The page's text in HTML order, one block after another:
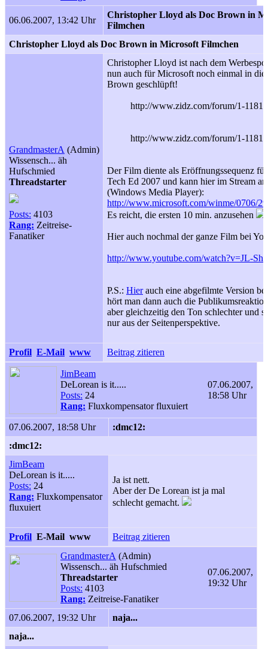
06.06.2007, 13:42 Uhr
Christopher Lloyd als Doc Brown in
Filmchen
Christopher Lloyd als Doc Brown in Microsoft Filmchen
GrandmasterA (Admin)
Wissensch... äh
Hufschmied
Threadstarter
Posts: 4103
Rang: Zeitreise-
Fanatiker
Christopher Lloyd ist nach dem
nun auch für Microsoft noch einmal in
Brown geschlüpft!
http://www.zidz.com/forum/1-
http://www.zidz.com/forum/1-
Der Film diente als Eröffnungssequenz
Tech Ed 2007 und kann hier im Stream
(Windows Media Player):
http://www.microsoft.com/winme/0706/
Es reicht, die ersten 10 min. anzusehen
Hier auch nochmal der ganze Film bei
http://www.youtube.com/watch?v=JL-
P.S.: Hierauch eine abgefilmte Version
hört man dann auch die
aber gleichzeitig den Ton schlechter und
nur aus der Seitenperspektive.
Profil E-Mail www Beitrag zitieren
JimBeam
DeLorean is it.....
Posts: 24
Rang: Fluxkompensator fluxuiert
07.06.2007,
18:58 Uhr
07.06.2007, 18:58 Uhr
:dmc12:
:dmc12:
JimBeam
DeLorean is it.....
Posts: 24
Rang: Fluxkompensator
fluxuiert
Ja ist nett.
Aber der De Lorean ist ja mal
schlecht gemacht.
Profil E-Mail www
Beitrag zitieren
GrandmasterA (Admin)
Wissensch... äh Hufschmied
Threadstarter
Posts: 4103
Rang: Zeitreise-Fanatiker
07.06.2007,
19:32 Uhr
07.06.2007, 19:32 Uhr
naja...
naja...